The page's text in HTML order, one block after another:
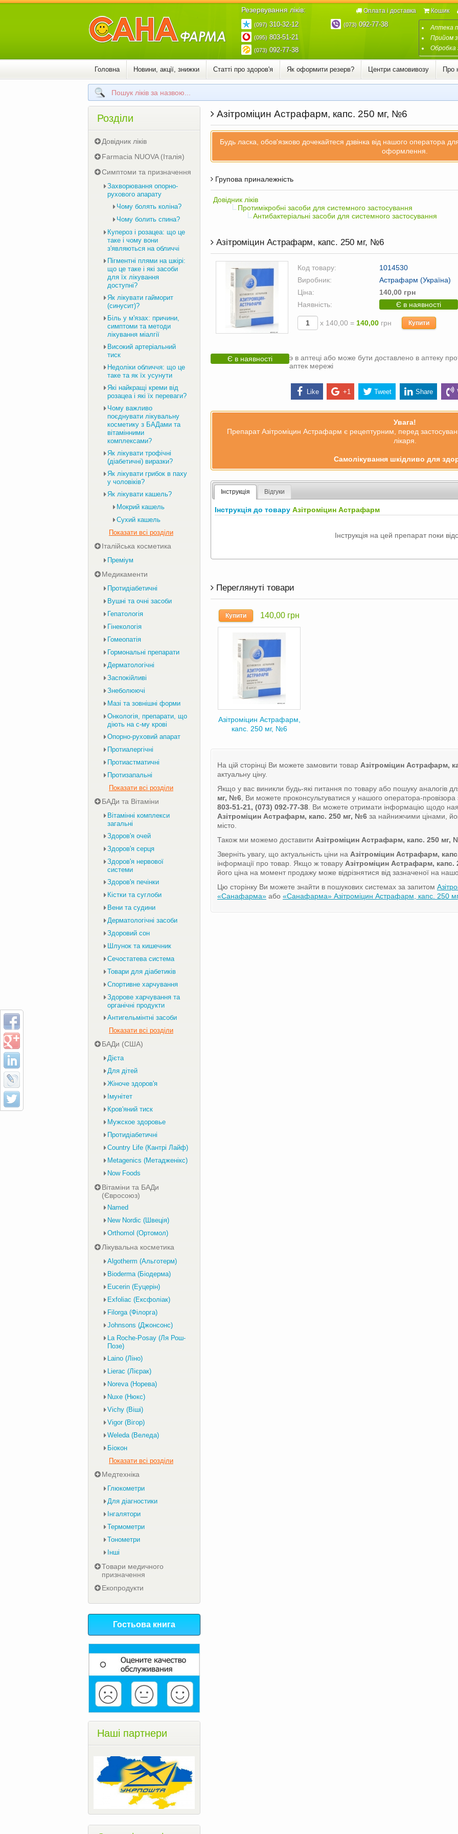
Резервування ліків:
(097)310-32-12
(095)803-51-21
(073)092-77-38
(073)092-77-38 Аптека
Прийом
Обробка
Оплата і доставка Кошик
Головна Новини, акції, знижки Статті про здоров'я Як оформити резерв? Центри самовивозу Про
Азітроміцин Астрафарм, капс. 250 мг, №6
Будь ласка, обов'язково дочекайтеся дзвінка від нашого оператора
оформлення.
Групова приналежність
Довідник ліків
Протимікробні засоби для системного застосування
Антибактеріальні засоби для системного застосування
Азітроміцин Астрафарм, капс. 250 мг, №6
Код товару:
1014530
Виробник:
Астрафарм (Україна)
Ціна:
140,00 грн
Наявність:
Є в наявності
х 140,00 = 140,00 грн Купити
Є в наявності
э в аптеці або може бути доставлено в аптеку
аптек мережі
Like +1 Tweet Share
Увага!
Препарат Азітроміцин Астрафарм є рецептурним, перед
лікаря.
Самолікування шкідливо для
Інструкція Відгуки
Інструкція до товаруАзітроміцин Астрафарм
Інструкція на цей препарат поки
Переглянуті товари
Купити 140,00 грн
Азітроміцин Астрафарм,
капс. 250 мг, №6
На цій сторінці Ви можете замовити товар Азітроміцин Астрафарм,
актуальну ціну.
Якщо у вас виникли будь-які питання по товару або пошуку аналогів
мг, №6 , Ви можете проконсультуватися у нашого оператора-
803-51-21, (073) 092-77-38 . Ви можете отримати інформацію щодо
Азітроміцин Астрафарм, капс. 250 мг, №6 за найнижчими цінами,
місто.
Також ми можемо доставити Азітроміцин Астрафарм, капс. 250 мг,
Зверніть увагу, що актуальність ціни на Азітроміцин Астрафарм,
інформації про товар. Якщо ж товару Азітроміцин Астрафарм,
його ціна на момент продажу може відрізнятися від зазначеної на
Цю сторінку Ви можете знайти в пошукових системах за запитом
«Санафарма» або «Санафарма» Азітроміцин Астрафарм, капс. 250
Розділи
Довідник ліків
Farmacia NUOVA (Італія)
Симптоми та призначення
Захворювання опорно-
рухового апарату
Чому болять коліна?
Чому болить спина?
Купероз і розацеа: що це
таке і чому вони
з'являються на обличчі
Пігментні плями на шкірі:
що це таке і які засоби
для їх лікування
доступні?
Як лікувати гайморит
(синусит)?
Біль у м'язах: причини,
симптоми та методи
лікування міалгії
Високий артеріальний
тиск
Недоліки обличчя: що це
таке та як їх усунути
Які найкращі креми від
розацеа і які їх переваги?
Чому важливо
поєднувати лікувальну
косметику з БАДами та
вітамінними
комплексами?
Як лікувати трофічні
(діабетичні) виразки?
Як лікувати грибок в паху
у чоловіків?
Як лікувати кашель?
Мокрий кашель
Сухий кашель
Показати всі розділи
Італійська косметика
Преміум
Медикаменти
Протидіабетичні
Вушні та очні засоби
Гепатологія
Гінекологія
Гомеопатія
Гормональні препарати
Дерматологічні
Заспокійливі
Знеболюючі
Мазі та зовнішні форми
Онкологія, препарати, що
діють на с-му крові
Опорно-руховий апарат
Протиалергічні
Протиастматичні
Протизапальні
Показати всі розділи
БАДи та Вітаміни
Вітамінні комплекси
загальні
Здоров'я очей
Здоров'я серця
Здоров'я нервової
системи
Здоров'я печінки
Кістки та суглоби
Вени та судини
Дерматологічні засоби
Здоровий сон
Шлунок та кишечник
Сечостатева система
Товари для діабетиків
Спортивне харчування
Здорове харчування та
органічні продукти
Антигельмінтні засоби
Показати всі розділи
БАДи (США)
Дієта
Для дітей
Жіноче здоров'я
Імунітет
Кров'яний тиск
Мужское здоровье
Протидіабетичні
Country Life (Кантрі Лайф)
Metagenics (Метадженікс)
Now Foods
Вітаміни та БАДи
(Євросоюз)
Named
New Nordic (Швеція)
Orthomol (Ортомол)
Лікувальна косметика
Algotherm (Альготерм)
Bioderma (Біодерма)
Eucerin (Еуцерін)
Exfoliac (Ексфоліак)
Filorga (Філорга)
Johnsons (Джонсонс)
La Roche-Posay (Ля Рош-
Позе)
Laino (Ліно)
Lierac (Лієрак)
Noreva (Норева)
Nuxe (Нюкс)
Vichy (Віші)
Vigor (Вігор)
Weleda (Веледа)
Біокон
Показати всі розділи
Медтехніка
Глюкометри
Для діагностики
Інгалятори
Термометри
Тонометри
Інші
Товари медичного
призначення
Екопродукти
Гостьова книга
Наші партнери